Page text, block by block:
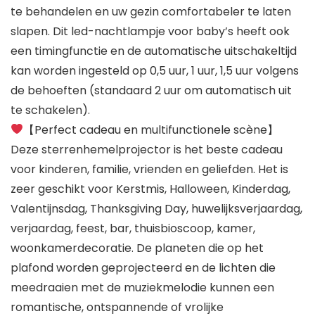
te behandelen en uw gezin comfortabeler te laten
slapen. Dit led-nachtlampje voor baby’s heeft ook
een timingfunctie en de automatische uitschakeltijd
kan worden ingesteld op 0,5 uur, 1 uur, 1,5 uur volgens
de behoeften (standaard 2 uur om automatisch uit
te schakelen).
【Perfect cadeau en multifunctionele scène】
Deze sterrenhemelprojector is het beste cadeau
voor kinderen, familie, vrienden en geliefden. Het is
zeer geschikt voor Kerstmis, Halloween, Kinderdag,
Valentijnsdag, Thanksgiving Day, huwelijksverjaardag,
verjaardag, feest, bar, thuisbioscoop, kamer,
woonkamerdecoratie. De planeten die op het
plafond worden geprojecteerd en de lichten die
meedraaien met de muziekmelodie kunnen een
romantische, ontspannende of vrolijke